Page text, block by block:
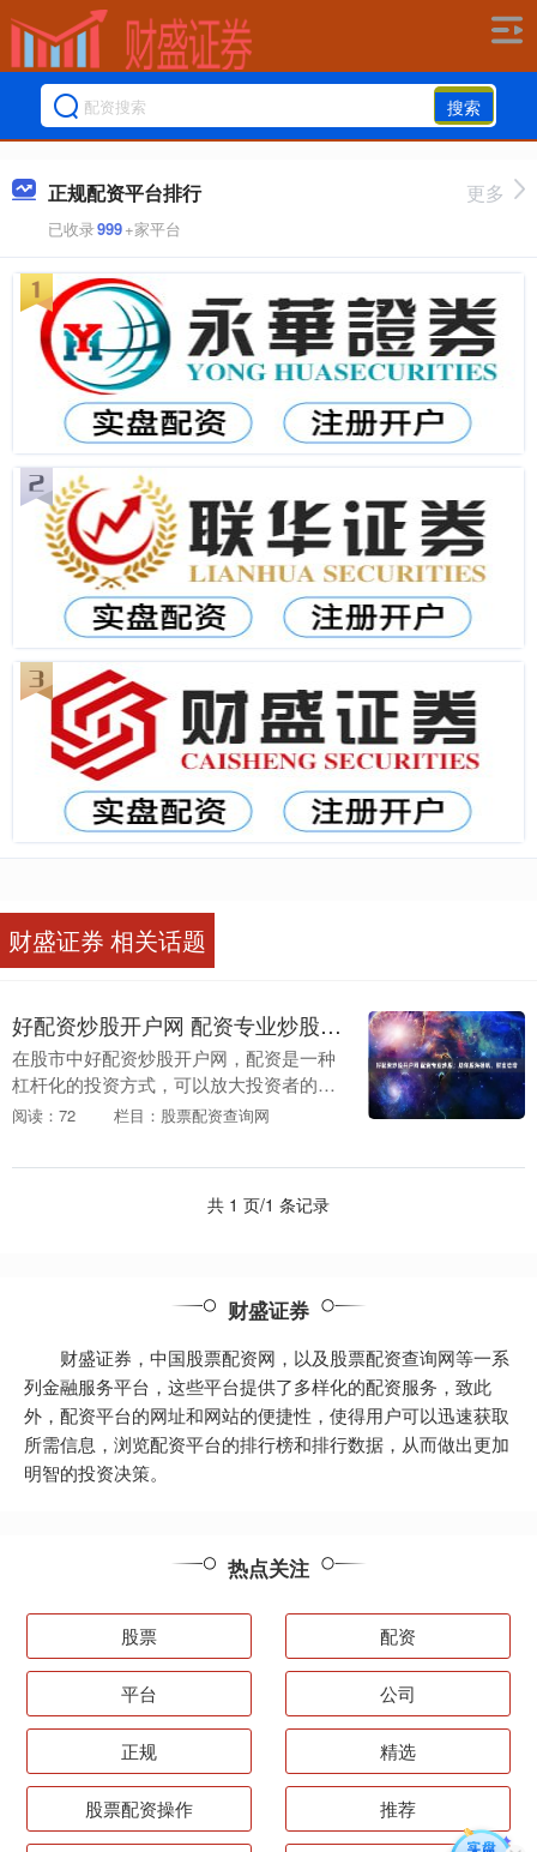
搜索
正规配资平台排行
已收录999+家平台
更多
财盛证券 相关话题
好配资炒股开户网 配资专业炒股，助你股海扬帆，财富倍增
在股市中好配资炒股开户网，配资是一种
杠杆化的投资方式，可以放大投资者的收
益。专业配资公司提供资金杠杆，帮助投
获得更高的收益。....
阅读：72 栏目：股票配资查询网
共 1 页/1 条记录
财盛证券
财盛证券，中国股票配资网，以及股票配资查询网等一系
列金融服务平台，这些平台提供了多样化的配资服务，致此
外，配资平台的网址和网站的便捷性，使得用户可以迅速获取
所需信息，浏览配资平台的排行榜和排行数据，从而做出更加
明智的投资决策。
热点关注
股票 配资
平台 公司
正规 精选
股票配资操作 推荐